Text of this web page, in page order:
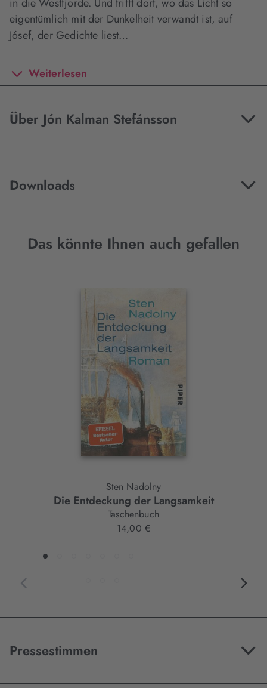
eigentümlich mit der Dunkelheit verwandt ist, auf
Jósef, der Gedichte liest…
Weiterlesen
Über Jón Kalman Stefánsson
Downloads
Das könnte Ihnen auch gefallen
Interaktives
Sten Nadolny
Die Entdeckung der Langsamkeit
Taschenbuch
14,00 €
Pressestimmen